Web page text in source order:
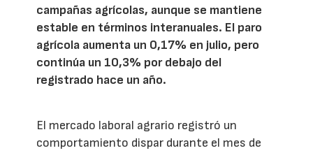
campañas agrícolas, aunque se mantiene
estable en términos interanuales. El paro
agrícola aumenta un 0,17% en julio, pero
continúa un 10,3% por debajo del
registrado hace un año.
El mercado laboral agrario registró un
comportamiento dispar durante el mes de